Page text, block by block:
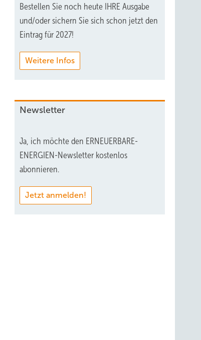
Bestellen Sie noch heute IHRE Ausgabe
und/oder sichern Sie sich schon jetzt den
Eintrag für 2027!
Weitere Infos
Newsletter
Ja, ich möchte den ERNEUERBARE-
ENERGIEN-Newsletter kostenlos
abonnieren.
Jetzt anmelden!